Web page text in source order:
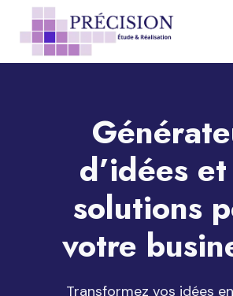
contenu
d’idées
solutions
votre
Transformez vos idées